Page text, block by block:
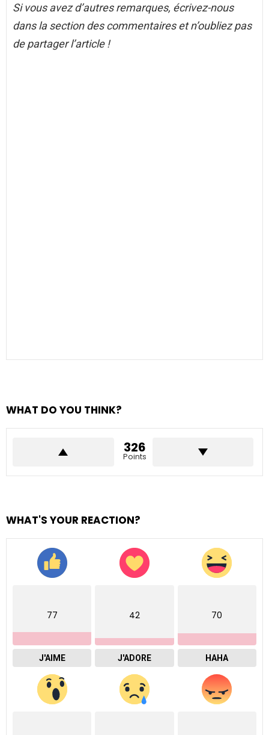
Si vous avez d’autres remarques, écrivez-nous
dans la section des commentaires et n’oubliez pas
de partager l’article !
WHAT DO YOU THINK?
326
Points
WHAT'S YOUR REACTION?
77
J'AIME
42
J'ADORE
70
HAHA